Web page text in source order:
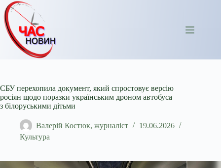
Перейти
до
вмісту
СБУ перехопила документ, який спростовує версію
росіян щодо поразки українським дроном автобуса
з білоруськими дітьми
Валерій Костюк, журналіст
19.06.2026
Культура